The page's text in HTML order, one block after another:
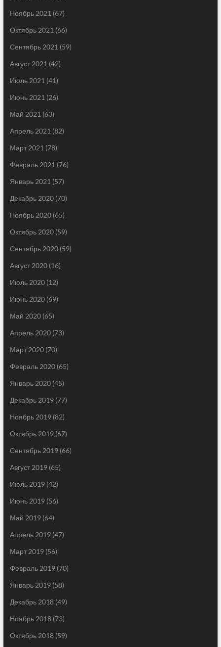
Ноябрь 2021 (67)
Октябрь 2021 (66)
Сентябрь 2021 (59)
Август 2021 (42)
Июль 2021 (41)
Июнь 2021 (26)
Май 2021 (63)
Апрель 2021 (82)
Март 2021 (78)
Февраль 2021 (76)
Январь 2021 (57)
Декабрь 2020(70)
Ноябрь 2020(65)
Октябрь 2020(59)
Сентябрь 2020(59)
Август 2020(16)
Июль 2020(12)
Июнь 2020(69)
Май 2020(65)
Апрель 2020(73)
Март 2020(70)
Февраль 2020(65)
Январь 2020(45)
Декабрь 2019(77)
Ноябрь 2019(82)
Октябрь 2019(67)
Сентябрь 2019(66)
Август 2019(65)
Июль 2019(42)
Июнь 2019(56)
Май 2019(64)
Апрель 2019(47)
Март 2019(56)
Февраль 2019(70)
Январь 2019(58)
Декабрь 2018(49)
Ноябрь 2018(73)
Октябрь 2018(59)